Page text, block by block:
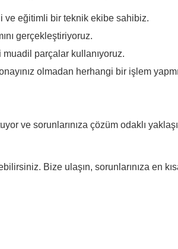
ve eğitimli bir teknik ekibe sahibiz.
gerçekleştiriyoruz.
parçalar kullanıyoruz.
olmadan herhangi bir işlem
ve sorunlarınıza çözüm odaklı
Bize ulaşın, sorunlarınıza en